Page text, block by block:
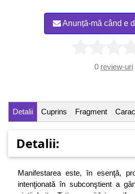
Anunță-mă când e
0 review-uri
Detalii Cuprins Fragment
Detalii:
Manifestarea este, în esenţă,
intenţionată în subconştient a